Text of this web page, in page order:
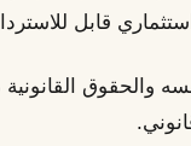
قابل
والحقوق القانونية